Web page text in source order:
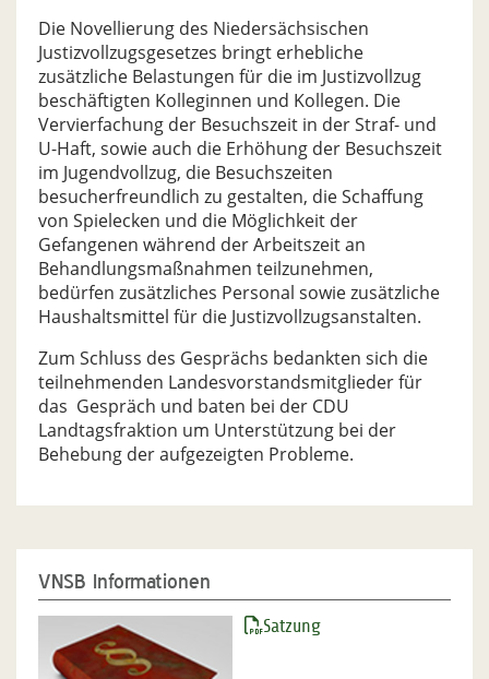
Die Novellierung des Niedersächsischen
Justizvollzugsgesetzes bringt erhebliche
zusätzliche Belastungen für die im Justizvollzug
beschäftigten Kolleginnen und Kollegen. Die
Vervierfachung der Besuchszeit in der Straf- und
U-Haft, sowie auch die Erhöhung der Besuchszeit
im Jugendvollzug, die Besuchszeiten
besucherfreundlich zu gestalten, die Schaffung
von Spielecken und die Möglichkeit der
Gefangenen während der Arbeitszeit an
Behandlungsmaßnahmen teilzunehmen,
bedürfen zusätzliches Personal sowie zusätzliche
Haushaltsmittel für die Justizvollzugsanstalten.
Zum Schluss des Gesprächs bedankten sich die
teilnehmenden Landesvorstandsmitglieder für
das Gespräch und baten bei der CDU
Landtagsfraktion um Unterstützung bei der
Behebung der aufgezeigten Probleme.
VNSB Informationen
Satzung